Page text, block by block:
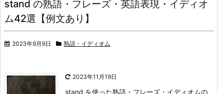
stand の熟語・フレーズ・英語表現・イディオ
ム42選【例文あり】
2023年9月9日 熟語・イディオム
2023年11月19日
stand を使った熟語・フレーズ・イディオムの